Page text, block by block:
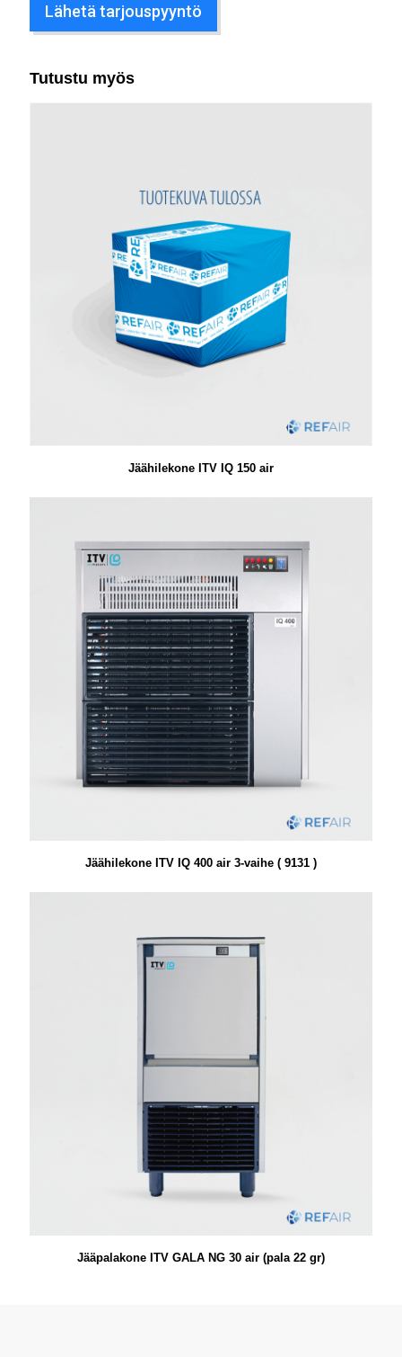
Lähetä tarjouspyyntö
Tutustu myös
Jäähilekone ITV IQ 150 air
Jäähilekone ITV IQ 400 air 3-vaihe ( 9131 )
Jääpalakone ITV GALA NG 30 air (pala 22 gr)